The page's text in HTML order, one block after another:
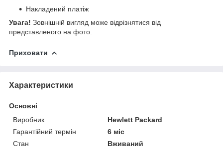
Накладений платіж
Увага! Зовнішній вигляд може відрізнятися від
представленого на фото.
Приховати
Характеристики
Основні
Виробник
Hewlett Packard
Гарантійний термін
6 міс
Стан
Вживаний